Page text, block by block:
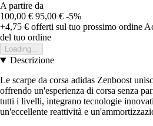
A partire da
100,00 € 95,00 € -5%
+4,75 € offerti sul tuo prossimo ordine
del tuo ordine
Loading...
Descrizione
Le scarpe da corsa adidas Zenboost
offrendo un'esperienza di corsa senza
tutti i livelli, integrano tecnologie
un'eccellente reattività e